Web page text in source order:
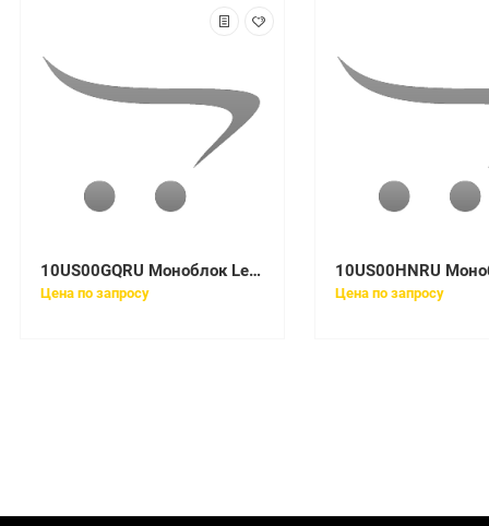
10US00GQRU Моноблок Lenovo V530-22ICB All-In-One 21,5in I5-9400T
Цена по запросу Цена по запросу